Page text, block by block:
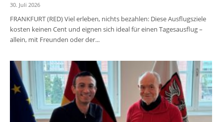
30. Juli 2026
FRANKFURT (RED) Viel erleben, nichts bezahlen: Diese Ausflugsziele
kosten keinen Cent und eignen sich ideal für einen Tagesausflug –
allein, mit Freunden oder der...